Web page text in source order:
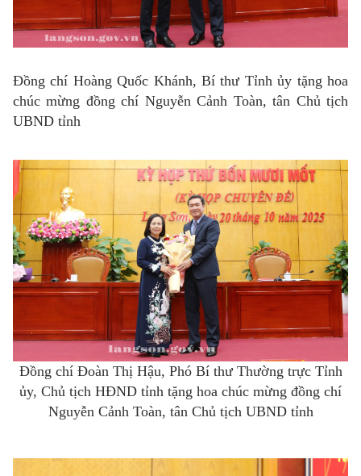
Đồng chí Hoàng Quốc Khánh, Bí thư Tỉnh ủy tặng hoa
chúc mừng đồng chí Nguyễn Cảnh Toàn, tân Chủ tịch
UBND tỉnh
Đồng chí Đoàn Thị Hậu, Phó Bí thư Thường trực Tỉnh
ủy, Chủ tịch HĐND tỉnh tặng hoa chúc mừng đồng chí
Nguyễn Cảnh Toàn, tân Chủ tịch UBND tỉnh